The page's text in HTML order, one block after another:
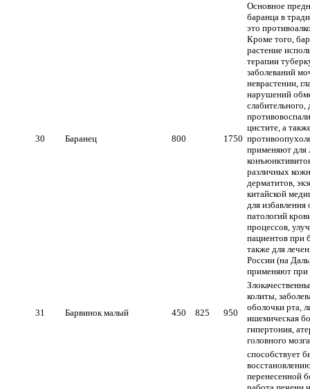
30 Баранец 800 1750
Основное
баранца в
это
Кроме того,
растение
терапии
заболеваний
неврастении,
нарушений
цистите, а
применяют для
различных
дерматитов,
китайской
для избавления
патологий
процессов,
пациентов при
также для
России (на
применяют при
31 Барвинок малый 450 825 950
колиты,
оболочки рта,
ишемическая
гипертония,
головного мозга
способствует
перенесенной